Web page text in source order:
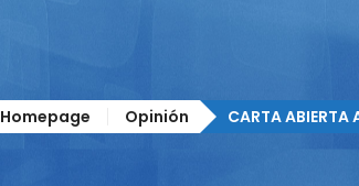
Homepage Opinión CARTA ABIERTA